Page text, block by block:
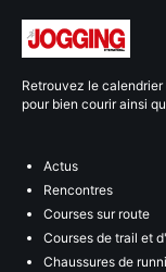
Retrouvez le
pour bien courir ainsi
Actus
Rencontres
Courses sur route
Courses de trail et
Chaussures de